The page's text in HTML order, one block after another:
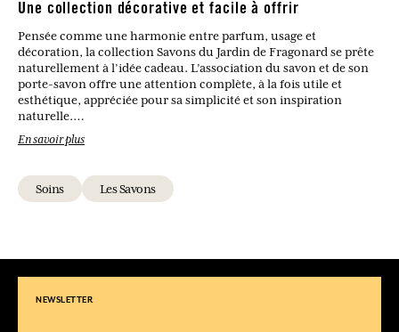
Une collection décorative et facile à offrir
Pensée comme une harmonie entre parfum, usage et
décoration, la collection Savons du Jardin de Fragonard se prête
naturellement à l’idée cadeau. L’association du savon et de son
porte-savon offre une attention complète, à la fois utile et
esthétique, appréciée pour sa simplicité et son inspiration
naturelle.
?
La page propose des savons parfumés ainsi que des porte-savons
Des senteurs inspirées du jardin, à dominante florale et végétale.
En savoir plus
Soins Les Savons
NEWSLETTER